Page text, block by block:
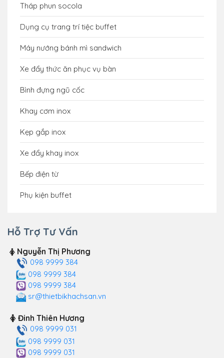
Tháp phun socola
Dụng cụ trang trí tiệc buffet
Máy nướng bánh mì sandwich
Xe đẩy thức ăn phục vụ bàn
Bình đựng ngũ cốc
Khay cơm inox
Kẹp gắp inox
Xe đẩy khay inox
Bếp điện từ
Phụ kiện buffet
Hỗ Trợ Tư Vấn
Nguyễn Thị Phương
098 9999 384
098 9999 384
098 9999 384
sr@thietbikhachsan.vn
Đinh Thiên Hương
098 9999 031
098 9999 031
098 9999 031